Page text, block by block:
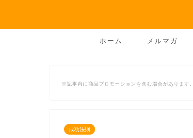
ホーム メルマガ
※記事内に商品プロモーションを含む場合があります。
成功法則